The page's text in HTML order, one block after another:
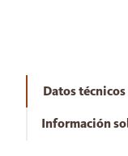
Datos técnicos
Información